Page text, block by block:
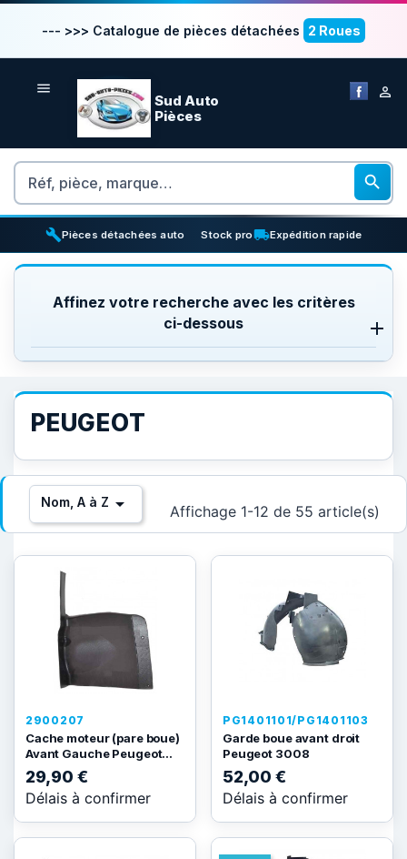
--- >>> Catalogue de pièces détachées 2 Roues
 
Sud Auto
Pièces
Rechercher

buildPièces détachées auto inventory_2
Stock prolocal_shippingExpédition rapide
Affinez votre recherche avec les critères
ci-dessous
PEUGEOT
Nom, A à Z  Affichage 1-12 de 55 article(s)
2900207
Cache moteur (pare boue)
Avant Gauche Peugeot...
29,90 €
Délais à confirmer
PG1401101/PG1401103
Garde boue avant droit
Peugeot 3008
52,00 €
Délais à confirmer